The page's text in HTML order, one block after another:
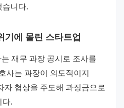
니다.
기에 몰린 스타트업
재무 과장 공시로 조사를
사는 과장이 의도적이지
자 협상을 주도해 과징금으로
.